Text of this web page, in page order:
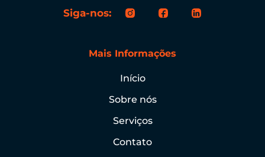
Siga-nos:
Mais Informações
Início
Sobre nós
Serviços
Contato